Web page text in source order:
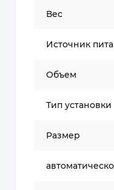
Вес
Источник
Объем
Тип установки
Размер